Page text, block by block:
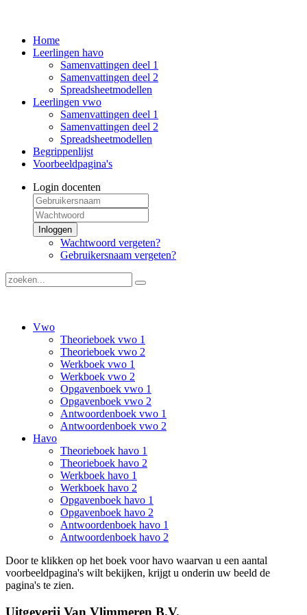
Home
Leerlingen havo
Samenvattingen deel 1
Samenvattingen deel 2
Spreadsheetmodellen
Leerlingen vwo
Samenvattingen deel 1
Samenvattingen deel 2
Spreadsheetmodellen
Begrippenlijst
Voorbeeldpagina's
Login docenten
Inloggen
Wachtwoord vergeten?
Gebruikersnaam vergeten?
Vwo
Theorieboek vwo 1
Theorieboek vwo 2
Werkboek vwo 1
Werkboek vwo 2
Opgavenboek vwo 1
Opgavenboek vwo 2
Antwoordenboek vwo 1
Antwoordenboek vwo 2
Havo
Theorieboek havo 1
Theorieboek havo 2
Werkboek havo 1
Werkboek havo 2
Opgavenboek havo 1
Opgavenboek havo 2
Antwoordenboek havo 1
Antwoordenboek havo 2
Door te klikken op het boek voor havo waarvan u een aantal
voorbeeldpagina's wilt bekijken, krijgt u onderin uw beeld de
pagina's te zien.
Uitgeverij Van Vlimmeren B.V.